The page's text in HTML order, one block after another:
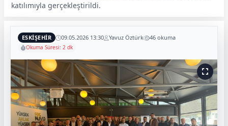
katılımıyla gerçekleştirildi.
ESKİŞEHİR 09.05.2026 13:30 Yavuz Öztürk 46 okuma
Okuma Süresi: 2 dk